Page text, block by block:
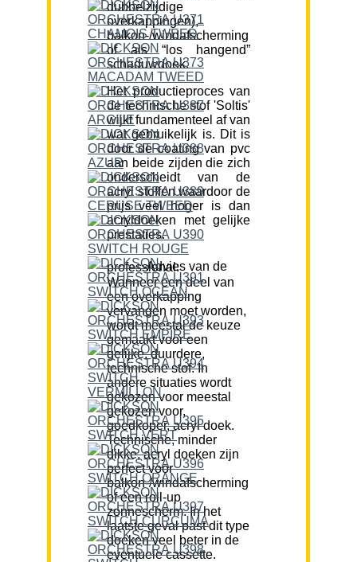
dubbelzijdige
overkappingen),
balkon-/windafscherming
of als “los hangend”
schaduwdoek.
Het productieproces van
de technische stof 'Soltis'
wijkt fundamenteel af van
wat gebruikelijk is. Dit is
door de coating van pvc
aan beide zijden die zich
onderscheidt van de
acryl stoffen waardoor de
prijs veel hoger is dan
acryldoeken met gelijke
prestaties.
Advies van de professional:
Wanneer een deel van
een overkapping
vervangen moet worden,
wordt meestal de keuze
gemaakt voor een
gelijke, duurdere,
technische stof. In
andere situaties wordt
gekozen voor meestal
gekozen voor,
goedkoper, acryl doek.
Technische, minder
dikke, acryl doeken zijn
perfect voor
balkon-/windafscherming
of een roll-up
zonnescherm. In het
laatste geval past dit type
doeken veel beter in de
eventuele cassette.